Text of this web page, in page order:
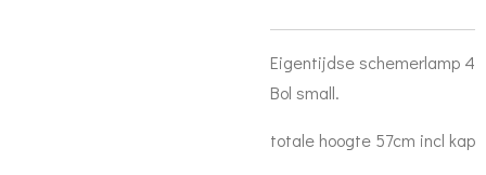
Eigentijdse schemerlamp 4
Bol small.
totale hoogte 57cm incl kap